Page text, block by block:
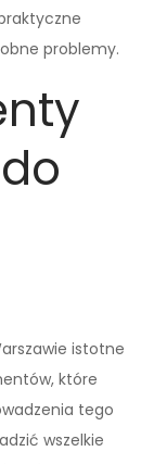
problemy.
istotne
które
tego
wszelkie